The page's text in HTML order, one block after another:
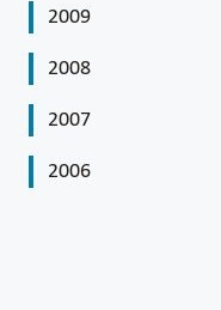
2009
2008
2007
2006